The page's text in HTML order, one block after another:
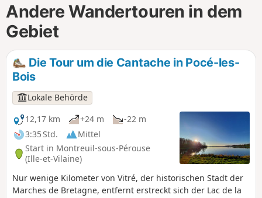
Andere Wandertouren in dem
Gebiet
Die Tour um die Cantache in Pocé-les-
Bois
Lokale Behörde
12,17 km
+24 m
-22 m
3:35 Std.
Mittel
Start in Montreuil-sous-Pérouse
(Ille-et-Vilaine)
Nur wenige Kilometer von Vitré, der historischen Stadt der
Marches de Bretagne, entfernt erstreckt sich der Lac de la